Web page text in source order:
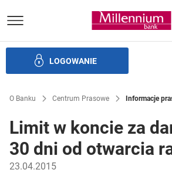
Bank Millennium
LOGOWANIE
O Banku Centrum Prasowe Informacje
Limit w koncie za
30 dni od otwarcia
23.04.2015